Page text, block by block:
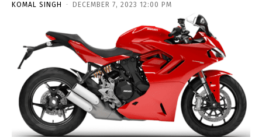
KOMAL SINGH - DECEMBER 7, 2023 12:00 PM